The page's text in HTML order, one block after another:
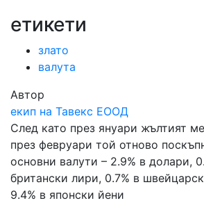
етикети
злато
валута
Автор
екип на Тавекс ЕООД
След като през януари жълтият
през февруари той отново
основни валути – 2.9% в долари,
британски лири, 0.7% в
9.4% в японски йени